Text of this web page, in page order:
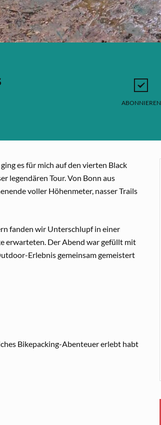
ABONNIEREN
es für mich auf den vierten Black
legendären Tour. Von Bonn aus
voller Höhenmeter, nasser Trails
fanden wir Unterschlupf in einer
erwarteten. Der Abend war gefüllt mit
Erlebnis gemeinsam gemeistert
Bikepacking-Abenteuer erlebt habt